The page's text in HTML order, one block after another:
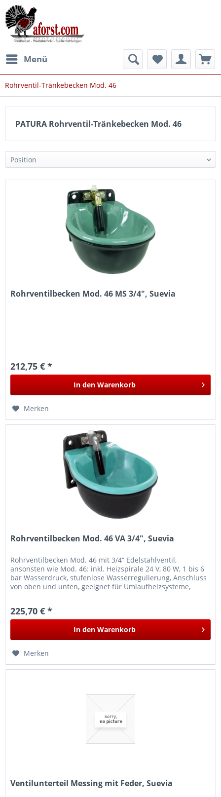
Menü
Rohrventil-Tränkebecken Mod. 46
PATURA Rohrventil-Tränkebecken Mod. 46
Rohrventilbecken Mod. 46 MS 3/4", Suevia
212,75 € *
In den Warenkorb
Merken
Rohrventilbecken Mod. 46 VA 3/4", Suevia
Rohrventilbecken Mod. 46 mit 3/4“ Edelstahlventil,
ansonsten wie Mod. 46: inkl. Heizspirale 24 V, 80 W, 1 bis 6
bar Wasserdruck, stufenlose Wasserregulierung, Anschluss
von oben und unten, geeignet für Umlaufheizsysteme,
225,70 € *
In den Warenkorb
Merken
Ventilunterteil Messing mit Feder, Suevia